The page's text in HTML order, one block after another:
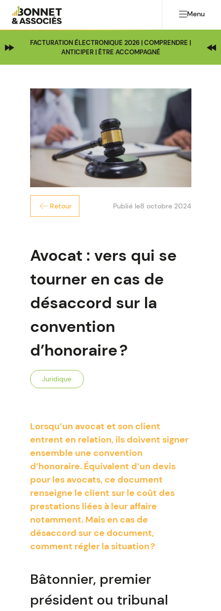
Menu
FACTURATION ÉLECTRONIQUE 2026 | COMPRENDRE |
ANTICIPER | ÊTRE ACCOMPAGNÉ
Retour Publié le8 octobre 2024
Avocat : vers qui se
tourner en cas de
désaccord sur la
convention
d’honoraire ?
Juridique
Lorsqu’un avocat et son client
entrent en relation, ils doivent signer
ensemble une convention
d’honoraire. Équivalent d’un devis
pour les avocats, ce document
renseigne le client sur le coût des
prestations liées à leur affaire
notamment. Mais en cas de
désaccord sur ce document,
comment régler la situation ?
Bâtonnier, premier
président ou tribunal